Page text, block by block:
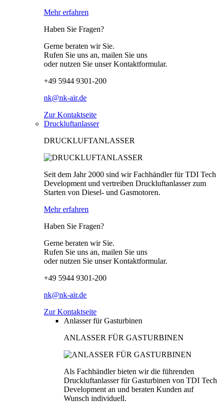
Mehr erfahren
Haben Sie Fragen?
Gerne beraten wir Sie.
Rufen Sie uns an, mailen Sie uns
oder nutzen Sie unser Kontaktformular.
+49 5944 9301-200
nk@nk-air.de
Zur Kontaktseite
Druckluftanlasser
DRUCKLUFTANLASSER
Seit dem Jahr 2000 sind wir Fachhändler für TDI Tech
Development und vertreiben Druckluftanlasser zum
Starten von Diesel- und Gasmotoren.
Mehr erfahren
Haben Sie Fragen?
Gerne beraten wir Sie.
Rufen Sie uns an, mailen Sie uns
oder nutzen Sie unser Kontaktformular.
+49 5944 9301-200
nk@nk-air.de
Zur Kontaktseite
Anlasser für Gasturbinen
ANLASSER FÜR GASTURBINEN
Als Fachhändler bieten wir die führenden
Druckluftanlasser für Gasturbinen von TDI Tech
Development an und beraten Kunden auf
Wunsch individuell.